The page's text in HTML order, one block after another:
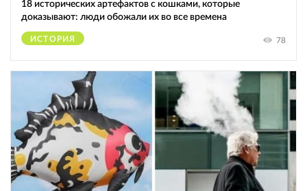
18 исторических артефактов с кошками, которые
доказывают: люди обожали их во все времена
ИСТОРИЯ 78